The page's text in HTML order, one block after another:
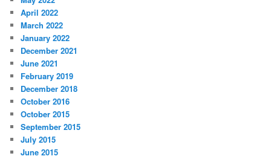
April 2022
March 2022
January 2022
December 2021
June 2021
February 2019
December 2018
October 2016
October 2015
September 2015
July 2015
June 2015